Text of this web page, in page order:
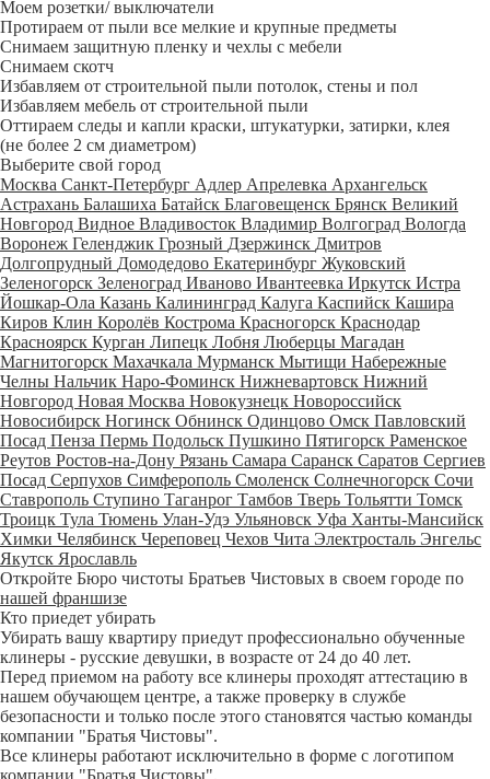
Моем розетки/ выключатели
Протираем от пыли все мелкие и крупные предметы
Снимаем защитную пленку и чехлы с мебели
Снимаем скотч
Избавляем от строительной пыли потолок, стены и пол
Избавляем мебель от строительной пыли
Оттираем следы и капли краски, штукатурки, затирки, клея
(не более 2 см диаметром)
Выберите свой город
Москва Санкт-Петербург Адлер Апрелевка Архангельск
Астрахань Балашиха Батайск Благовещенск Брянск Великий
Новгород Видное Владивосток Владимир Волгоград Вологда
Воронеж Геленджик Грозный Дзержинск Дмитров
Долгопрудный Домодедово Екатеринбург Жуковский
Зеленогорск Зеленоград Иваново Ивантеевка Иркутск Истра
Йошкар-Ола Казань Калининград Калуга Каспийск Кашира
Киров Клин Королёв Кострома Красногорск Краснодар
Красноярск Курган Липецк Лобня Люберцы Магадан
Магнитогорск Махачкала Мурманск Мытищи Набережные
Челны Нальчик Наро-Фоминск Нижневартовск Нижний
Новгород Новая Москва Новокузнецк Новороссийск
Новосибирск Ногинск Обнинск Одинцово Омск Павловский
Посад Пенза Пермь Подольск Пушкино Пятигорск Раменское
Реутов Ростов-на-Дону Рязань Самара Саранск Саратов Сергиев
Посад Серпухов Симферополь Смоленск Солнечногорск Сочи
Ставрополь Ступино Таганрог Тамбов Тверь Тольятти Томск
Троицк Тула Тюмень Улан-Удэ Ульяновск Уфа Ханты-Мансийск
Химки Челябинск Череповец Чехов Чита Электросталь Энгельс
Якутск Ярославль
Откройте Бюро чистоты Братьев Чистовых в своем городе по
нашей франшизе
Кто приедет убирать
Убирать вашу квартиру приедут профессионально обученные
клинеры - русские девушки, в возрасте от 24 до 40 лет.
Перед приемом на работу все клинеры проходят аттестацию в
нашем обучающем центре, а также проверку в службе
безопасности и только после этого становятся частью команды
компании "Братья Чистовы".
Все клинеры работают исключительно в форме с логотипом
компании "Братья Чистовы".